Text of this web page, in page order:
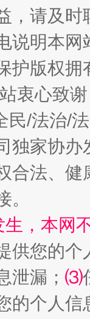
三轮上
，请及
说明本
护版权
衷心致
民/法治/
独家协
合法、
生，本网
供您的个
泄漏； ⑶
的个人